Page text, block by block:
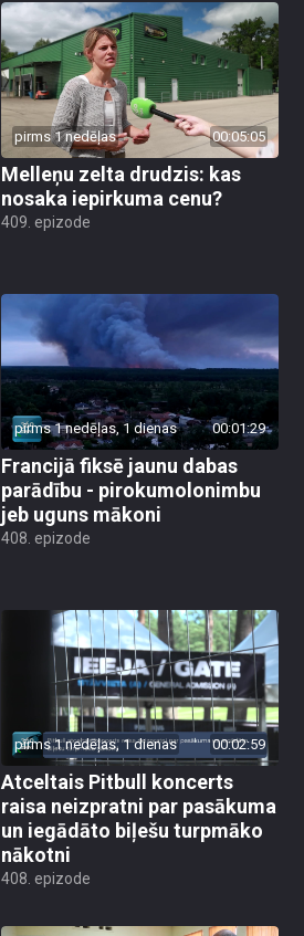
pirms 1 nedēļas 00:05:05
Melleņu zelta drudzis: kas
nosaka iepirkuma cenu?
409. epizode
pirms 1 nedēļas, 1 dienas 00:01:29
Francijā fiksē jaunu dabas
parādību - pirokumolonimbu
jeb uguns mākoni
408. epizode
pirms 1 nedēļas, 1 dienas 00:02:59
Atceltais Pitbull koncerts
raisa neizpratni par pasākuma
un iegādāto biļešu turpmāko
nākotni
408. epizode